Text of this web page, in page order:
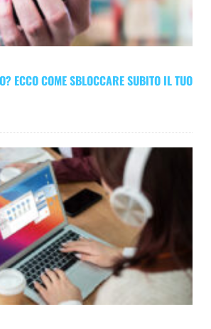
ECCO COME SBLOCCARE SUBITO IL TUO